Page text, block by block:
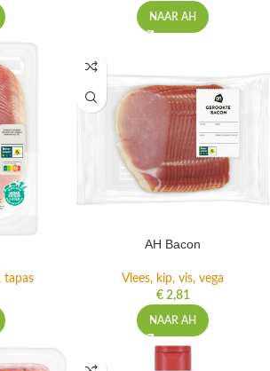
NAAR AH
tapas
AH Bacon
Vlees, kip, vis, vega
€2,81
NAAR AH